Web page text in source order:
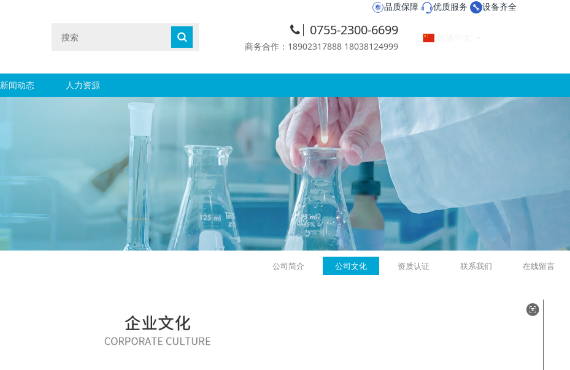
品质保障 优质服务 设备齐全
0755-2300-6699
商务合作：18902317888 18038124999
新闻动态 人力资源
公司简介 公司文化 资质认证 联系我们 在线留言